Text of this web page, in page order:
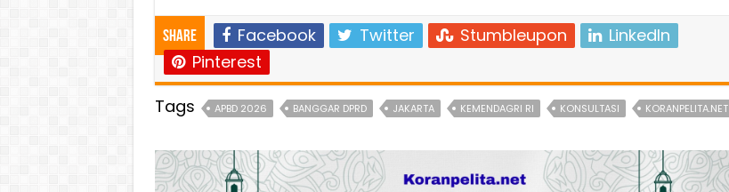
Share Facebook Twitter Stumbleupon
LinkedIn
Pinterest
Tags
APBD 2026 BANGGAR DPRD JAKARTA KEMENDAGRI RI KONSULTASI KORANPELITA.NET